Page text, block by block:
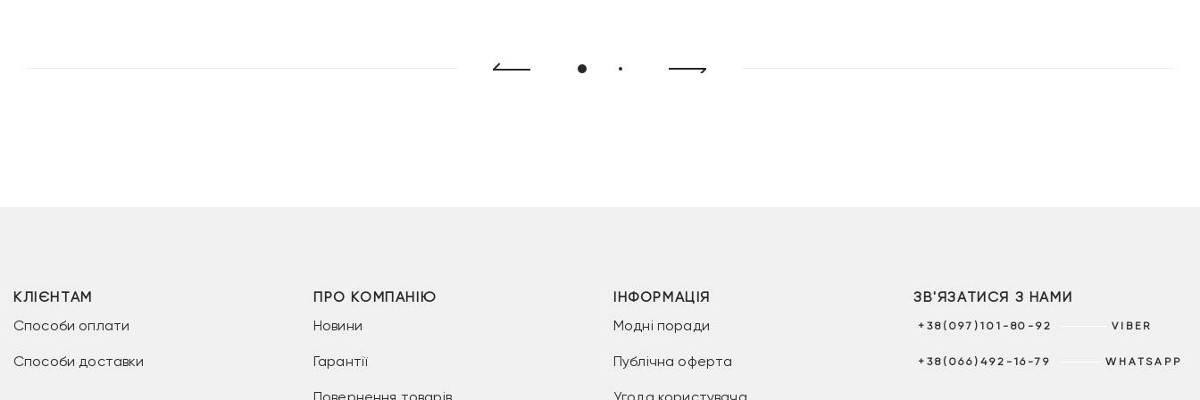
КЛІЄНТАМ
Способи оплати
Способи доставки
ПРО КОМПАНІЮ
Новини
Гарантії
ІНФОРМАЦІЯ
Модні поради
Публічна оферта
ЗВ'ЯЗАТИСЯ З НАМИ
+38(097)101-80-92 VIBER
+38(066)492-16-79 WHATSAPP